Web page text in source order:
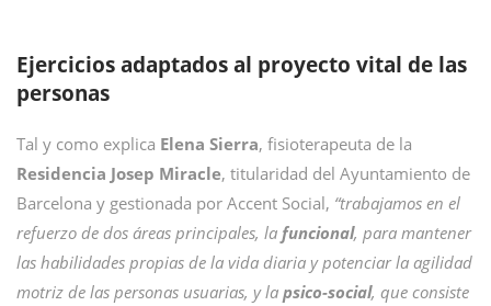
Ejercicios adaptados al proyecto vital de las
personas
Tal y como explica Elena Sierra, fisioterapeuta de la
Residencia Josep Miracle, titularidad del Ayuntamiento de
Barcelona y gestionada por Accent Social, “trabajamos en el
refuerzo de dos áreas principales, la funcional, para mantener
las habilidades propias de la vida diaria y potenciar la agilidad
motriz de las personas usuarias, y la psico-social, que consiste